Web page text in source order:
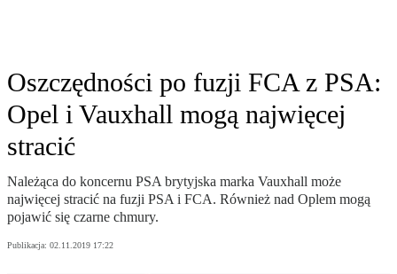
Oszczędności po fuzji FCA z PSA:
Opel i Vauxhall mogą najwięcej
stracić
Należąca do koncernu PSA brytyjska marka Vauxhall może
najwięcej stracić na fuzji PSA i FCA. Również nad Oplem mogą
pojawić się czarne chmury.
Publikacja: 02.11.2019 17:22